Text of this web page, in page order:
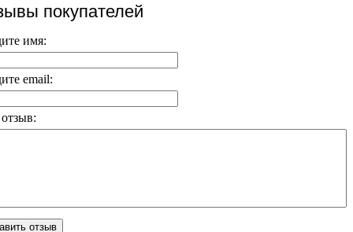
покупателей
имя:
email:
отзыв